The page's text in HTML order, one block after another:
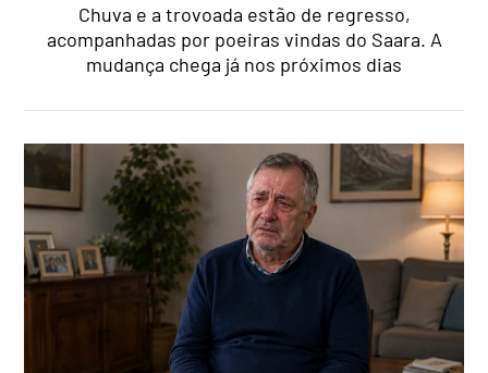
Chuva e a trovoada estão de regresso,
acompanhadas por poeiras vindas do Saara. A
mudança chega já nos próximos dias